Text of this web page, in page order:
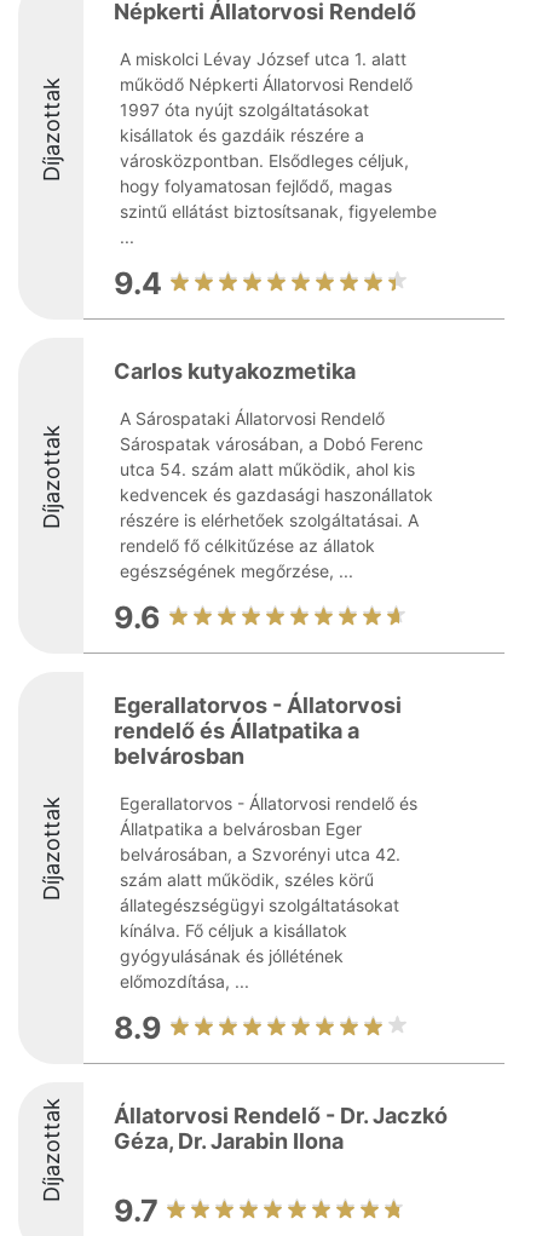
Díjazottak
Népkerti Állatorvosi Rendelő
A miskolci Lévay József utca 1. alatt
működő Népkerti Állatorvosi Rendelő
1997 óta nyújt szolgáltatásokat
kisállatok és gazdáik részére a
városközpontban. Elsődleges céljuk,
hogy folyamatosan fejlődő, magas
szintű ellátást biztosítsanak, figyelembe
...
9.4
Díjazottak
Carlos kutyakozmetika
A Sárospataki Állatorvosi Rendelő
Sárospatak városában, a Dobó Ferenc
utca 54. szám alatt működik, ahol kis
kedvencek és gazdasági haszonállatok
részére is elérhetőek szolgáltatásai. A
rendelő fő célkitűzése az állatok
egészségének megőrzése, ...
9.6
Díjazottak
Egerallatorvos - Állatorvosi
rendelő és Állatpatika a
belvárosban
Egerallatorvos - Állatorvosi rendelő és
Állatpatika a belvárosban Eger
belvárosában, a Szvorényi utca 42.
szám alatt működik, széles körű
állategészségügyi szolgáltatásokat
kínálva. Fő céljuk a kisállatok
gyógyulásának és jóllétének
előmozdítása, ...
8.9
Díjazottak
Állatorvosi Rendelő - Dr. Jaczkó
Géza, Dr. Jarabin Ilona
9.7